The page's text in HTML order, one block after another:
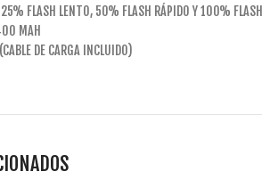
25% FLASH LENTO, 50% FLASH RÁPIDO Y 100%
MAH
DE CARGA INCLUIDO)